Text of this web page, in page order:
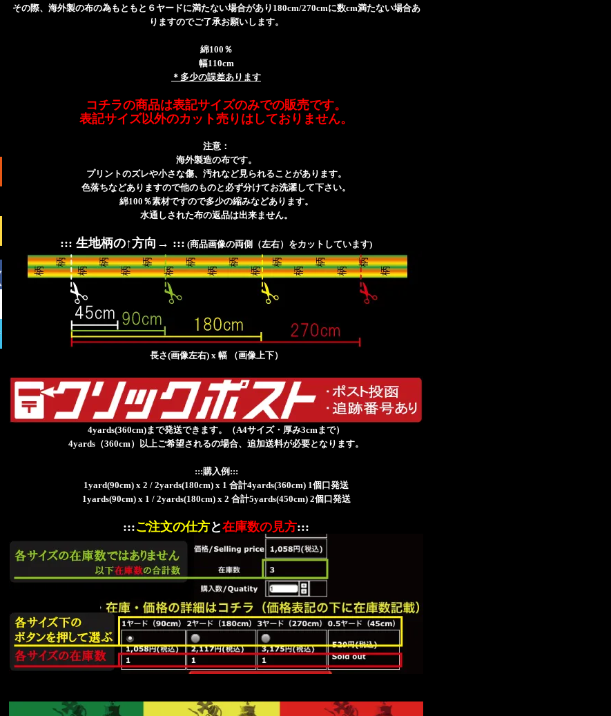
その際、海外製の布の為もともと６ヤードに満たない場合があり180cm/270cmに数cm満たない場合あ
りますのでご了承お願いします。
綿100％
幅110cm
＊多少の誤差あります
コチラの商品は表記サイズのみでの販売です。
表記サイズ以外のカット売りはしておりません。
注意：
海外製造の布です。
プリントのズレや小さな傷、汚れなど見られることがあります。
色落ちなどありますので他のものと必ず分けてお洗濯して下さい。
綿100％素材ですので多少の縮みなどあります。
水通しされた布の返品は出来ません。
::: 生地柄の↑方向→ ::: (商品画像の両側（左右）をカットしています)
長さ(画像左右) x 幅 （画像上下）
4yards(360cm)まで発送できます。（A4サイズ・厚み3cmまで）
4yards（360cm）以上ご希望されるの場合、追加送料が必要となります。
:::購入例:::
1yard(90cm) x 2 / 2yards(180cm) x 1 合計4yards(360cm) 1個口発送
1yards(90cm) x 1 / 2yards(180cm) x 2 合計5yards(450cm) 2個口発送
:::ご注文の仕方と在庫数の見方:::